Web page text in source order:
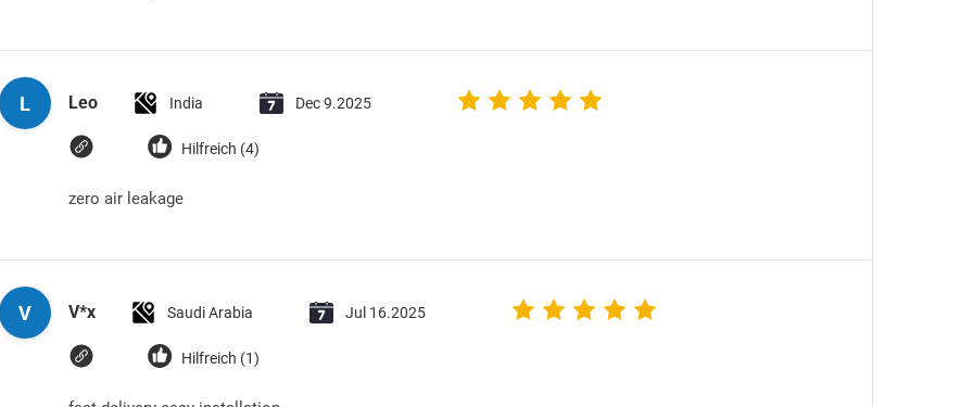
L Leo India Dec 9.2025
Hilfreich (4)
zero air leakage
V V*x Saudi Arabia Jul 16.2025
Hilfreich (1)